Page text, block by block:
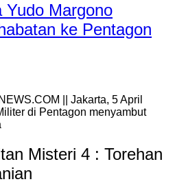
Yudo Margono
ke Pentagon
|| Jakarta, 5 April
di Pentagon menyambut
Misteri 4 : Torehan